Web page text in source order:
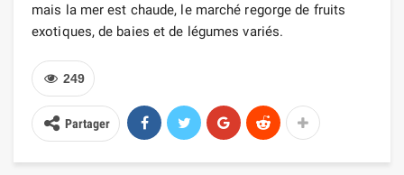
mais la mer est chaude, le marché regorge de fruits
exotiques, de baies et de légumes variés.
249
Partager